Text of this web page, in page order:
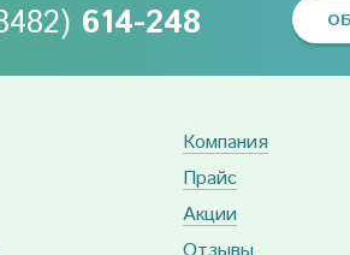
614-248
Компания
Прайс
Акции